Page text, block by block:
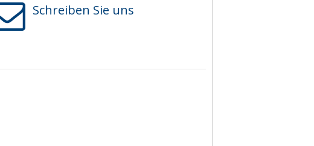
Schreiben Sie uns